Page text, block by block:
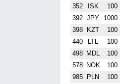
352 ISK 100
392 JPY 1000
398 KZT 100
440 LTL 100
498 MDL 100
578 NOK 100
985 PLN 100